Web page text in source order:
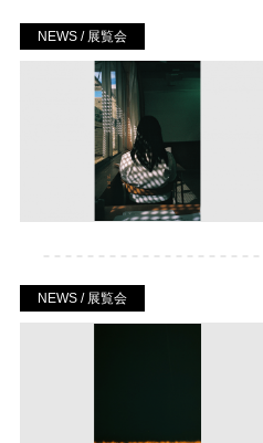
NEWS / 展覧会
NEWS / 展覧会